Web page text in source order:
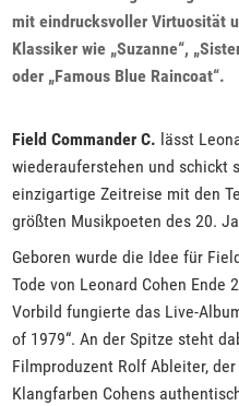
mit eindrucksvoller Virtuosität
Klassiker wie „Suzanne“,
oder „Famous Blue Raincoat“.
Field Commander C. lässt
wiederauferstehen und schickt
einzigartige Zeitreise mit den
größten Musikpoeten des 20.
Geboren wurde die Idee für
Tode von Leonard Cohen Ende
Vorbild fungierte das Live-
of 1979“. An der Spitze steht
Filmproduzent Rolf Ableiter,
Klangfarben Cohens